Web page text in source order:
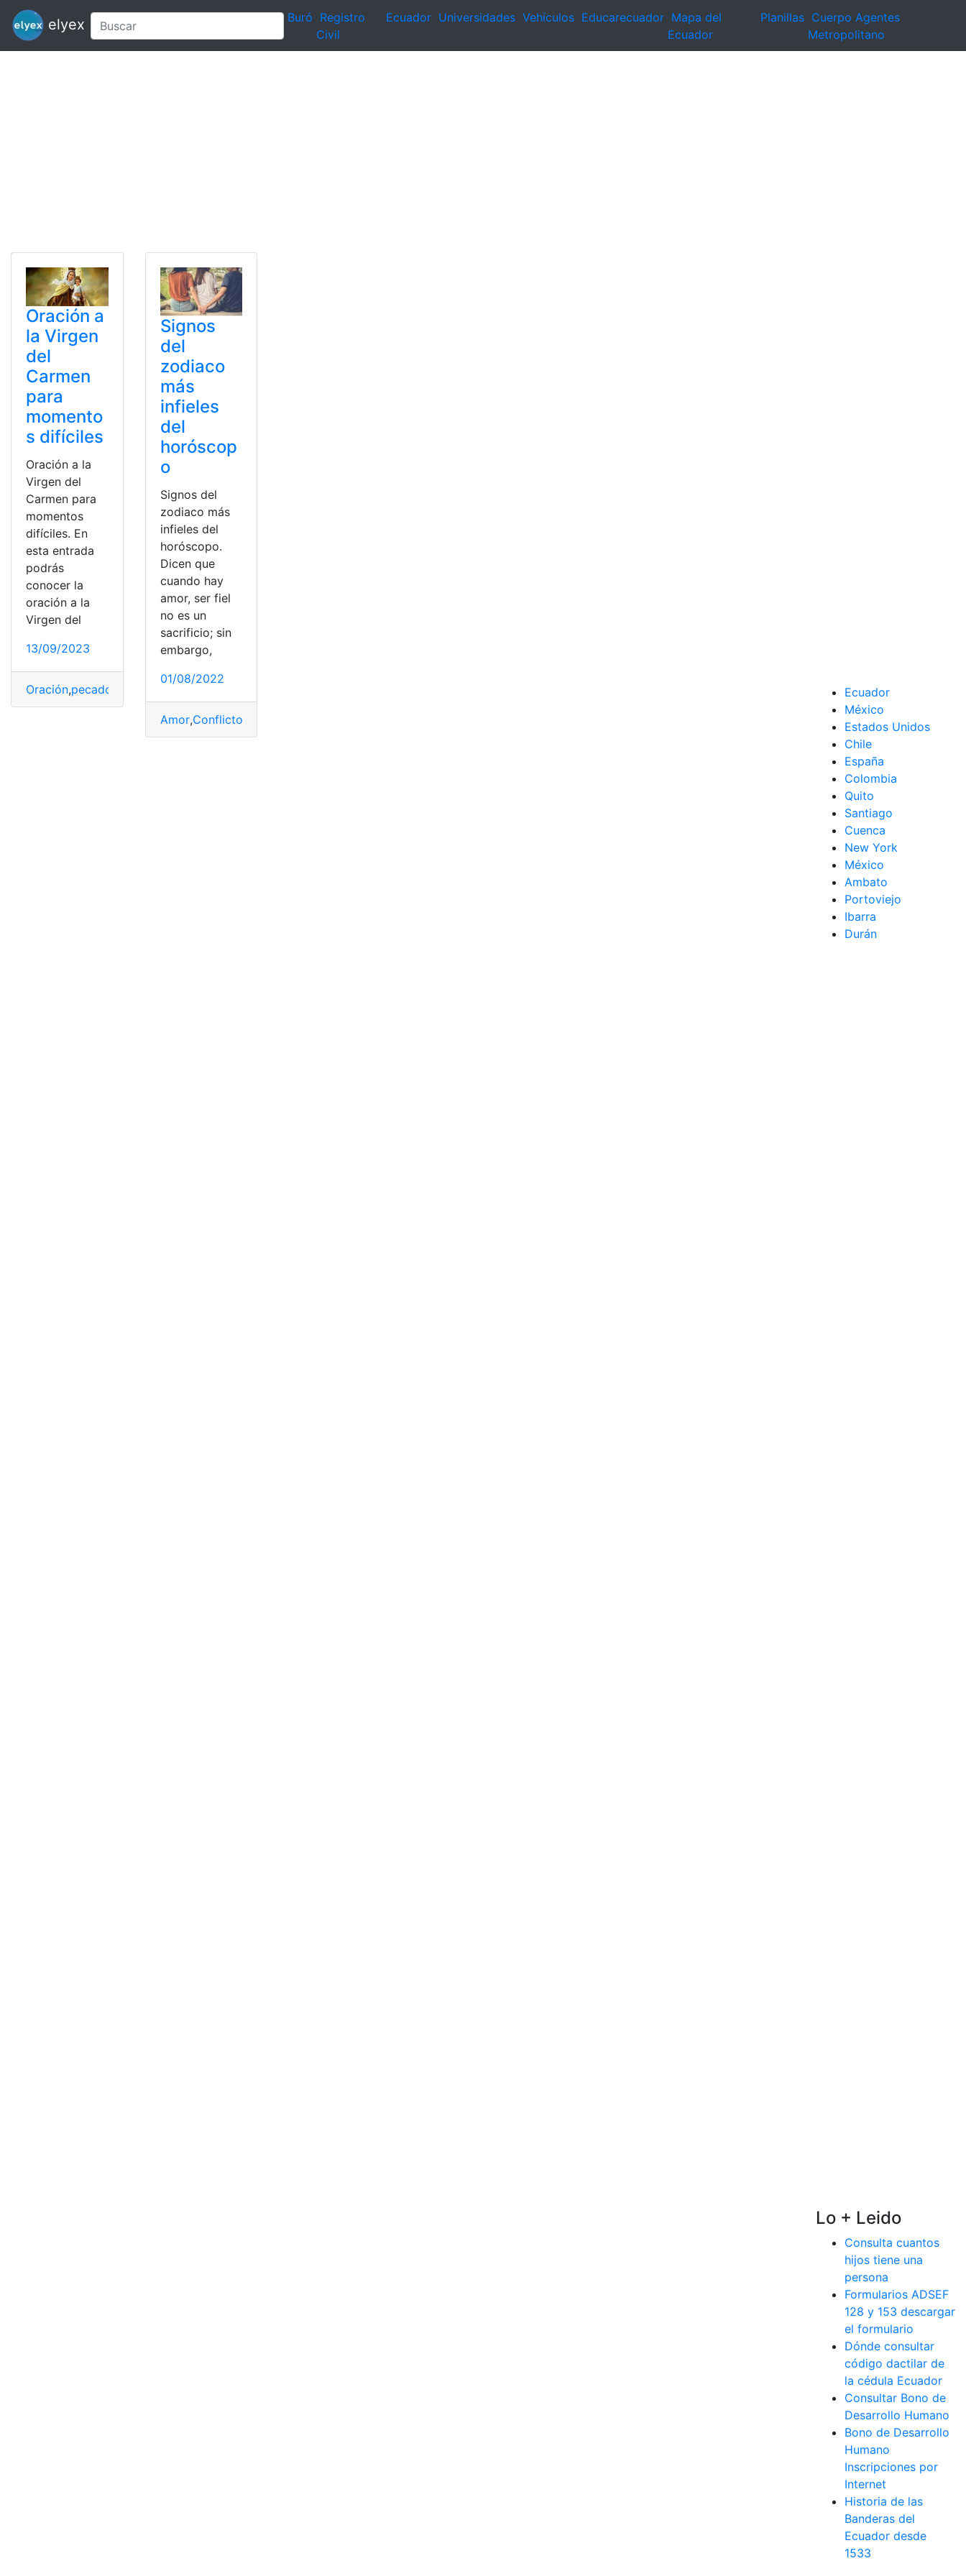
elyex Buró Registro
Civil
Ecuador Universidades Vehículos Educarecuador Mapa del
Ecuador
Planillas Cuerpo Agentes
Metropolitano
Oración a
la Virgen
del
Carmen
para
momento
s difíciles
Oración a la
Virgen del
Carmen para
momentos
difíciles. En
esta entrada
podrás
conocer la
oración a la
Virgen del
13/09/2023
Oración,pecados
Signos
del
zodiaco
más
infieles
del
horóscop
o
Signos del
zodiaco más
infieles del
horóscopo.
Dicen que
cuando hay
amor, ser fiel
no es un
sacrificio; sin
embargo,
01/08/2022
Amor,Conflicto
Ecuador
México
Estados Unidos
Chile
España
Colombia
Quito
Santiago
Cuenca
New York
México
Ambato
Portoviejo
Ibarra
Durán
Lo + Leido
Consulta cuantos
hijos tiene una
persona
Formularios ADSEF
128 y 153 descargar
el formulario
Dónde consultar
código dactilar de
la cédula Ecuador
Consultar Bono de
Desarrollo Humano
Bono de Desarrollo
Humano
Inscripciones por
Internet
Historia de las
Banderas del
Ecuador desde
1533